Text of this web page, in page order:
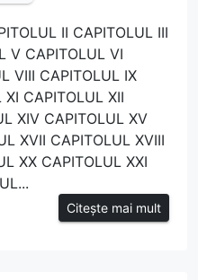
II CAPITOLUL III
V CAPITOLUL VI
VIII CAPITOLUL IX
CAPITOLUL XII
XIV CAPITOLUL XV
XVII CAPITOLUL XVIII
XX CAPITOLUL XXI
Citește mai mult